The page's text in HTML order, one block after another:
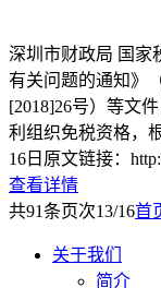
深圳市财政局 国
有关问题的通知》
[2018]26号）等文
利组织免税资格，
16日原文链接：
查看详情
共91条页次13/16首
关于我们
简介